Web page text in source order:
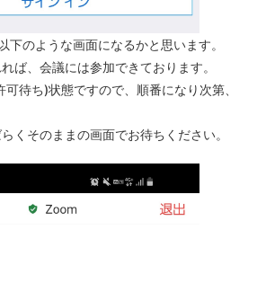
下のような画面になるかと思います。
ば、会議には参加できております。
待ち)状態ですので、順番になり次第、
くそのままの画面でお待ちください。